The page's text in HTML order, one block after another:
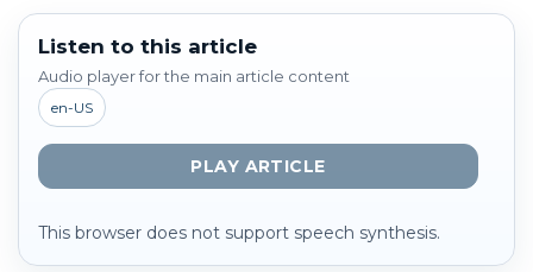
Listen to this article
Audio player for the main article content
en-US
PLAY ARTICLE
This browser does not support speech synthesis.